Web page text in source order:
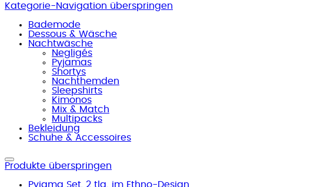
Kategorie-Navigation überspringen
Bademode
Dessous & Wäsche
Nachtwäsche
Negligés
Pyjamas
Shortys
Nachthemden
Sleepshirts
Kimonos
Mix & Match
Multipacks
Bekleidung
Schuhe & Accessoires
Produkte überspringen
Pyjama Set, 2 tlg. im Ethno-Design